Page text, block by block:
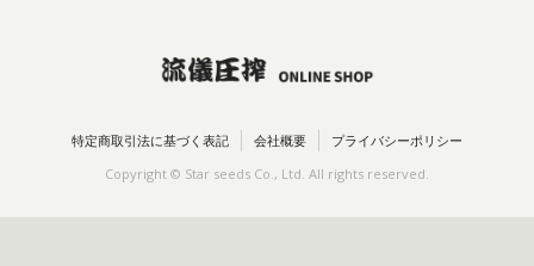
特定商取引法に基づく表記 会社概要 プライバシーポリシー
Copyright © Star seeds Co., Ltd. All rights reserved.